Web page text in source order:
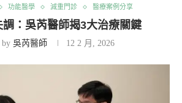
功能醫學 減重門診 醫療案例分享
調：吳芮醫師揭3大治療關鍵
by 吳芮醫師 12 2 月, 2026